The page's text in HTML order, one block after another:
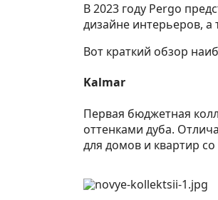
В 2023 году Pergo
дизайне интерьеров, а
Вот краткий обзор
Kalmar
Первая бюджетная
оттенками дуба.
для домов и квартир